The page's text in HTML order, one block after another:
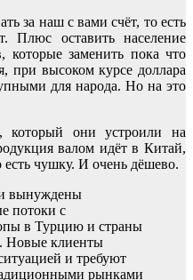
за наш с вами счёт, то есть
Плюс оставить население
которые заменить пока что
при высоком курсе доллара
для народа. Но на это
они устроили на
валом идёт в Китай,
чушку. И очень дёшево.
вынуждены
потоки с
в Турцию и страны
Новые клиенты
и требуют
рынками